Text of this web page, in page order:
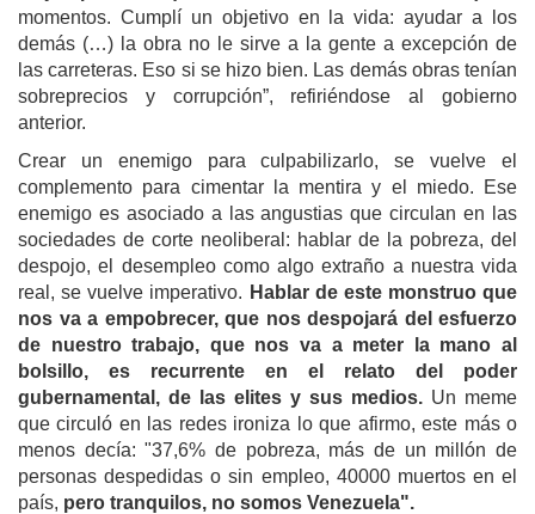
momentos. Cumplí un objetivo en la vida: ayudar a los
demás (…) la obra no le sirve a la gente a excepción de
las carreteras. Eso si se hizo bien. Las demás obras tenían
sobreprecios y corrupción”, refiriéndose al gobierno
anterior.
Crear un enemigo para culpabilizarlo, se vuelve el
complemento para cimentar la mentira y el miedo. Ese
enemigo es asociado a las angustias que circulan en las
sociedades de corte neoliberal: hablar de la pobreza, del
despojo, el desempleo como algo extraño a nuestra vida
real, se vuelve imperativo. Hablar de este monstruo que
nos va a empobrecer, que nos despojará del esfuerzo
de nuestro trabajo, que nos va a meter la mano al
bolsillo, es recurrente en el relato del poder
gubernamental, de las elites y sus medios. Un meme
que circuló en las redes ironiza lo que afirmo, este más o
menos decía: "37,6% de pobreza, más de un millón de
personas despedidas o sin empleo, 40000 muertos en el
país, pero tranquilos, no somos Venezuela".